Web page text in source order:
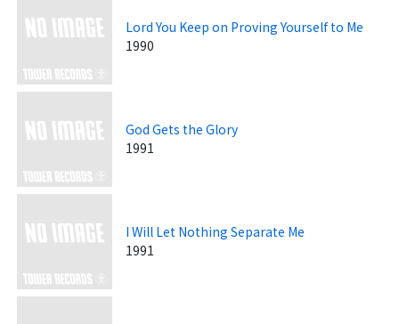
Lord You Keep on Proving Yourself to Me
1990
God Gets the Glory
1991
I Will Let Nothing Separate Me
1991